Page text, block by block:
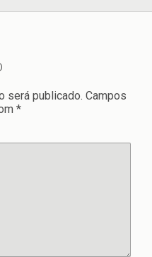
será publicado. Campos
*